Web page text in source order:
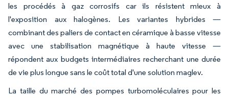
les procédés à gaz corrosifs car ils résistent mieux à
l'exposition aux halogènes. Les variantes hybrides —
combinant des paliers de contact en céramique à basse vitesse
avec une stabilisation magnétique à haute vitesse —
répondent aux budgets intermédiaires recherchant une durée
de vie plus longue sans le coût total d'une solution maglev.
La taille du marché des pompes turbomoléculaires pour les